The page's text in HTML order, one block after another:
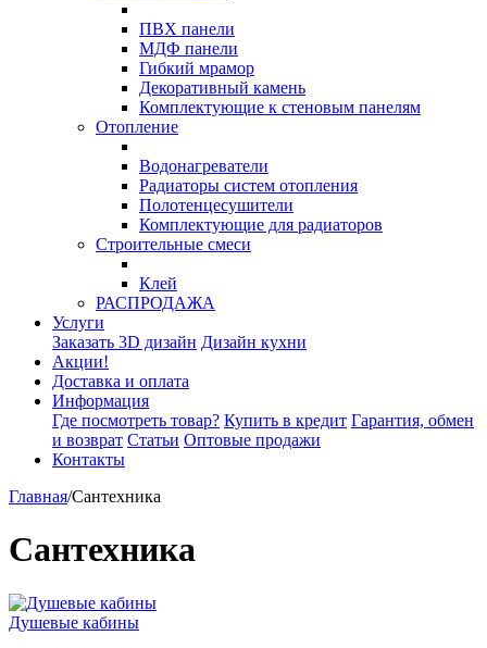
ПВХ панели
МДФ панели
Гибкий мрамор
Декоративный камень
Комплектующие к стеновым панелям
Отопление
Водонагреватели
Радиаторы систем отопления
Полотенцесушители
Комплектующие для радиаторов
Строительные смеси
Клей
РАСПРОДАЖА
Услуги
Заказать 3D дизайн Дизайн кухни
Акции!
Доставка и оплата
Информация
Где посмотреть товар? Купить в кредит Гарантия, обмен
и возврат Статьи Оптовые продажи
Контакты
Главная/Сантехника
Сантехника
Душевые кабины